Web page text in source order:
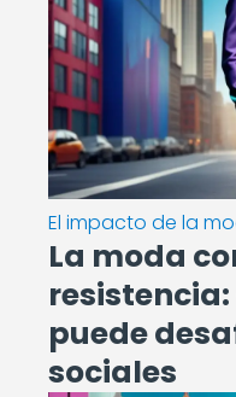
El impacto de la
La moda
puede
sociales